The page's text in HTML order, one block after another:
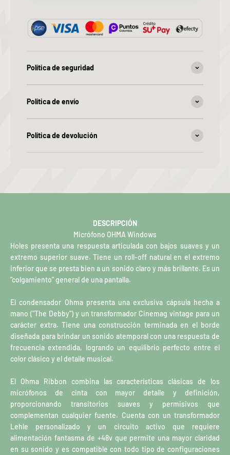
Política de seguridad
Política de envío
Política de devolución
DESCRIPCIÓN
Micrófono OHMA Windows
Holes presenta una respuesta articulada con bajos suaves y un
extremo superior suave. Tiene un roll-off natural en el extremo
inferior que se presta bien a un sonido claro y más brillante. Es un
"colgamiento" general de una pantalla.
El condensador Ohma presenta una exclusiva cápsula hecha a
mano ("The Debby") y un transformador Cinemag vintage para un
carácter extra. Tiene una construcción terminada en el borde
diseñada para brindar un sonido atemporal con una respuesta de
frecuencia extendida, logrando un equilibrio perfecto entre el
color clásico y el detalle musical.
El Ohma Ribbon combina las características clásicas de los
micrófonos de cinta con mayor detalle y definición,
proporcionando transitorios suaves y permisivos que
complementan cualquier fuente. Cuenta con un transformador
Lehle personalizado y un circuito activo que requiere
alimentación fantasma de +48v que permite una mayor claridad
en su sonido y es compatible con todo tipo de configuraciones